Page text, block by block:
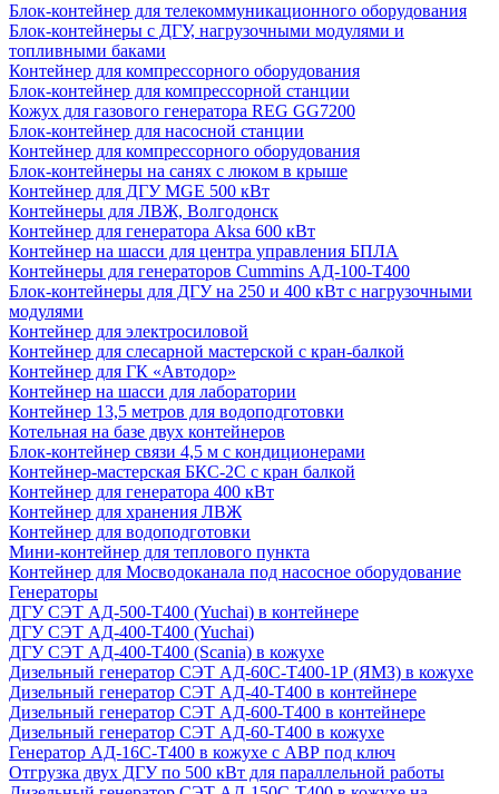
Блок-контейнер для телекоммуникационного оборудования
Блок-контейнеры с ДГУ, нагрузочными модулями и
топливными баками
Контейнер для компрессорного оборудования
Блок-контейнер для компрессорной станции
Кожух для газового генератора REG GG7200
Блок-контейнер для насосной станции
Контейнер для компрессорного оборудования
Блок-контейнеры на санях с люком в крыше
Контейнер для ДГУ MGE 500 кВт
Контейнеры для ЛВЖ, Волгодонск
Контейнер для генератора Aksa 600 кВт
Контейнер на шасси для центра управления БПЛА
Контейнеры для генераторов Cummins АД-100-Т400
Блок-контейнеры для ДГУ на 250 и 400 кВт с нагрузочными
модулями
Контейнер для электросиловой
Контейнер для слесарной мастерской с кран-балкой
Контейнер для ГК «Автодор»
Контейнер на шасси для лаборатории
Контейнер 13,5 метров для водоподготовки
Котельная на базе двух контейнеров
Блок-контейнер связи 4,5 м с кондиционерами
Контейнер-мастерская БКС-2С с кран балкой
Контейнер для генератора 400 кВт
Контейнер для хранения ЛВЖ
Контейнер для водоподготовки
Мини-контейнер для теплового пункта
Контейнер для Мосводоканала под насосное оборудование
Генераторы
ДГУ СЭТ АД-500-Т400 (Yuchai) в контейнере
ДГУ СЭТ АД-400-Т400 (Yuchai)
ДГУ СЭТ АД-400-Т400 (Scania) в кожухе
Дизельный генератор СЭТ АД-60С-Т400-1Р (ЯМЗ) в кожухе
Дизельный генератор СЭТ АД-40-Т400 в контейнере
Дизельный генератор СЭТ АД-600-Т400 в контейнере
Дизельный генератор СЭТ АД-60-Т400 в кожухе
Генератор АД-16С-Т400 в кожухе с АВР под ключ
Отгрузка двух ДГУ по 500 кВт для параллельной работы